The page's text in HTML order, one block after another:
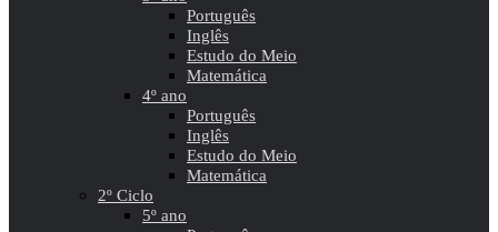
Português
Inglês
Estudo do Meio
Matemática
4º ano
Português
Inglês
Estudo do Meio
Matemática
2º Ciclo
5º ano